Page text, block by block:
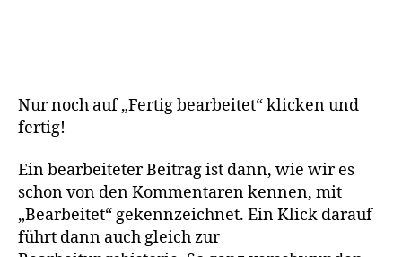
Nur noch auf „Fertig bearbeitet“ klicken und
fertig!
Ein bearbeiteter Beitrag ist dann, wie wir es
schon von den Kommentaren kennen, mit
„Bearbeitet“ gekennzeichnet. Ein Klick darauf
führt dann auch gleich zur